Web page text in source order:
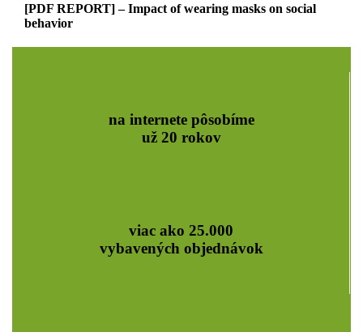
[PDF REPORT] – Impact of wearing masks on social
behavior
na internete pôsobíme
už 20 rokov
viac ako 25.000
vybavených objednávok